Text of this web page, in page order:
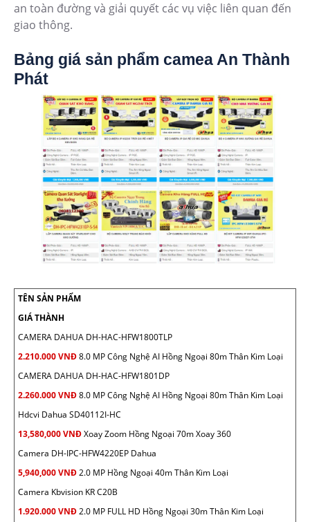
an toàn đường và giải quyết các vụ việc liên quan đến
giao thông.
Bảng giá sản phẩm camea An Thành
Phát
TÊN SẢN PHẨM
GIÁ THÀNH
CAMERA DAHUA DH-HAC-HFW1800TLP
2.210.000 VNĐ8.0 MP Công Nghệ AI Hồng Ngoại 80m Thân Kim Loại
CAMERA DAHUA DH-HAC-HFW1801DP
2.260.000 VNĐ8.0 MP Công Nghệ AI Hồng Ngoại 80m Thân Kim Loại
Hdcvi Dahua SD40112I-HC
13,580,000 VNĐXoay Zoom Hồng Ngoại 70m Xoay 360
Camera DH-IPC-HFW4220EP Dahua
5,940,000 VNĐ2.0 MP Hồng Ngoại 40m Thân Kim Loại
Camera Kbvision KR C20B
1.920.000 VNĐ2.0 MP FULL HD Hồng Ngoại 30m Thân Kim Loại